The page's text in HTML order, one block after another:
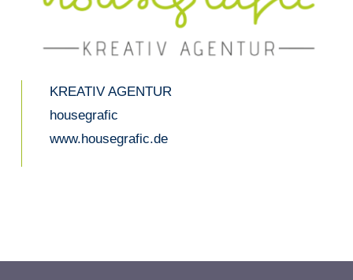
KREATIV AGENTUR
housegrafic
www.housegrafic.de